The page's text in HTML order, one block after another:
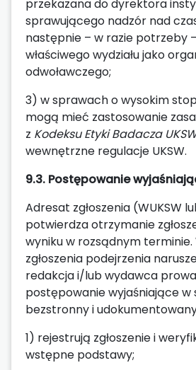
przekazana do dyrektora
sprawującego nadzór nad
następnie – w razie potrzeby
właściwego wydziału jako
odwoławczego;
3) w sprawach o wysokim
mogą mieć zastosowanie
z Kodeksu Etyki Badacza
wewnętrzne regulacje UKSW.
9.3. Postępowanie
Adresat zgłoszenia (WUKSW
potwierdza otrzymanie
wyniku w rozsądnym
zgłoszenia podejrzenia
redakcja i/lub wydawca
postępowanie wyjaśniające w
bezstronny i
1) rejestrują zgłoszenie i
wstępne podstawy;